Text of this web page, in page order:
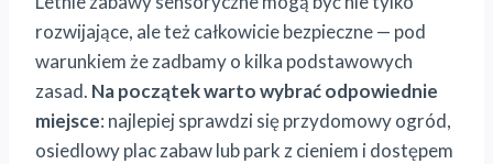
rozwijające, ale też całkowicie bezpieczne — pod
warunkiem że zadbamy o kilka podstawowych
zasad. Na początek warto wybrać odpowiednie
miejsce: najlepiej sprawdzi się przydomowy ogród,
osiedlowy plac zabaw lub park z cieniem i dostępem